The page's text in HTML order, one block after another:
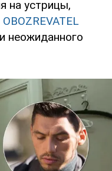
на устрицы,
OBOZREVATEL
неожиданного